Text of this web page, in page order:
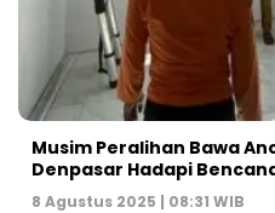
Musim Peralihan Bawa
Denpasar Hadapi
8 Agustus 2025 | 08:31 WIB